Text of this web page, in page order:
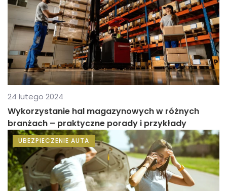
24 lutego 2024
Wykorzystanie hal magazynowych w różnych
branżach – praktyczne porady i przykłady
UBEZPIECZENIE AUTA